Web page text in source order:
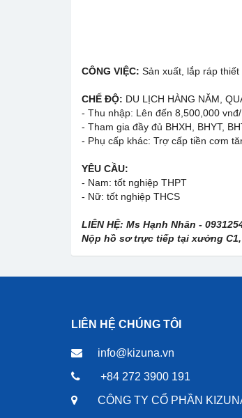
CÔNG VIỆC: Sản xuất, lắp ráp
CHẾ ĐỘ: DU LỊCH HÀNG NĂM,
- Thu nhập: Lên đến 8,500,000
- Tham gia đầy đủ BHXH, BHYT,
- Phụ cấp khác: Trợ cấp tiền cơm
YÊU CẦU:
- Nam: tốt nghiệp THPT
- Nữ: tốt nghiệp THCS
LIÊN HỆ: Ms Hạnh Nhân -
Nộp hồ sơ trực tiếp tại xưởng
LIÊN HỆ CHÚNG TÔI
info@kizuna.vn
+84 272 3900 191
CÔNG TY CỔ PHẦN